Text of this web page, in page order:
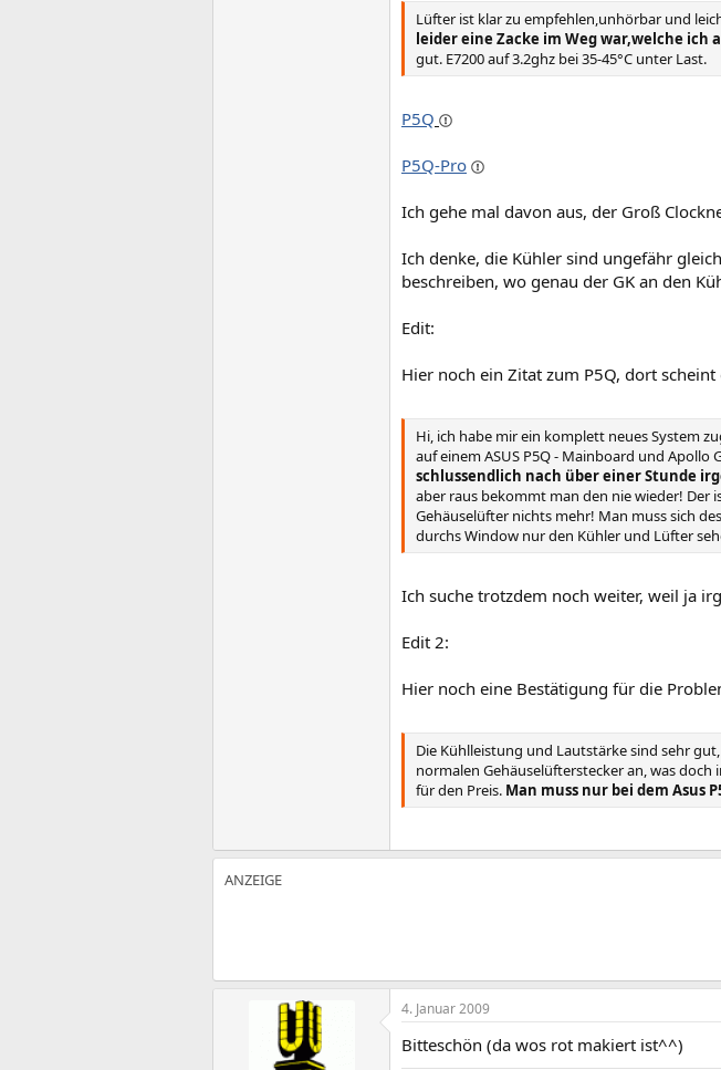
Lüfter ist klar zu empfehlen,unhörbar und
leider eine Zacke im Weg war,welche
gut. E7200 auf 3.2ghz bei 35-45°C unter Last.
P5Q
P5Q-Pro
Ich gehe mal davon aus, der Groß
Ich denke, die Kühler sind ungefähr
beschreiben, wo genau der GK an den
Edit:
Hier noch ein Zitat zum P5Q, dort scheint
Hi, ich habe mir ein komplett neues System
auf einem ASUS P5Q - Mainboard und Apollo
schlussendlich nach über einer Stunde
aber raus bekommt man den nie wieder! Der
Gehäuselüfter nichts mehr! Man muss sich
durchs Window nur den Kühler und Lüfter
Ich suche trotzdem noch weiter, weil ja
Edit 2:
Hier noch eine Bestätigung für die
Die Kühlleistung und Lautstärke sind sehr
normalen Gehäuselüfterstecker an, was
für den Preis. Man muss nur bei dem Asus
4. Januar 2009
Bitteschön (da wos rot makiert ist^^)